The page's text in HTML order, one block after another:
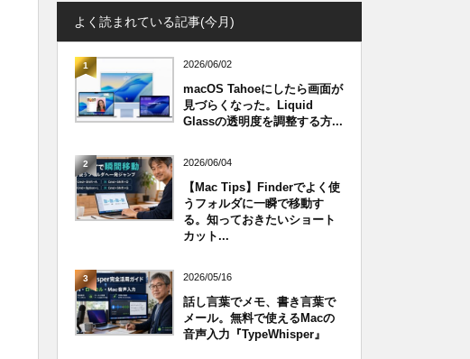
よく読まれている記事(今月)
1 2026/06/02
macOS Tahoeにしたら画面が
見づらくなった。Liquid
Glassの透明度を調整する方...
2 2026/06/04
【Mac Tips】Finderでよく使
うフォルダに一瞬で移動す
る。知っておきたいショート
カット...
3 2026/05/16
話し言葉でメモ、書き言葉で
メール。無料で使えるMacの
音声入力『TypeWhisper』